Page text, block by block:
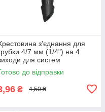
з'єднання для
4/7 мм (1/4") на 4
для систем
зрошення
до відправки
₴ 4,50 ₴